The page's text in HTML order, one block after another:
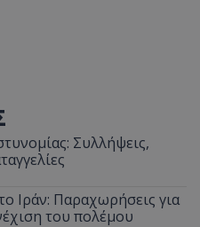
Συλλήψεις,
Ιράν: Παραχωρήσεις για
του πολέμου